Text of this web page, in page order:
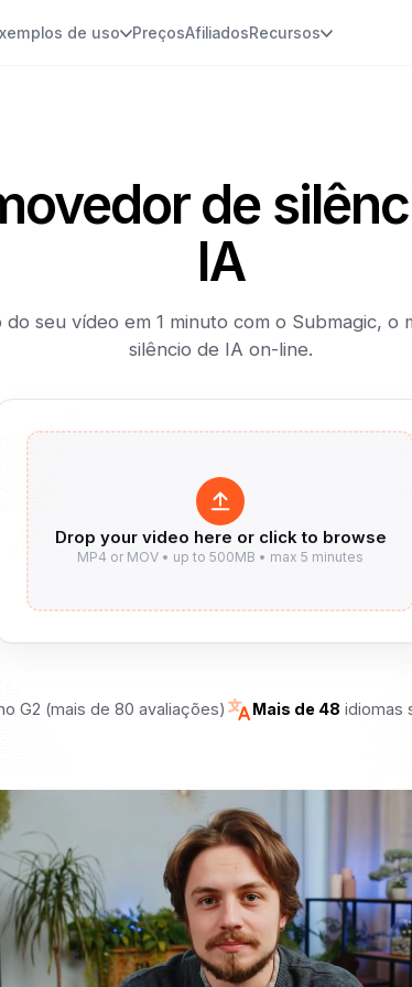
de uso PreçosAfiliadosRecursos
de
IA
do seu vídeo em 1 minuto com o Submagic, o
silêncio de IA on-line.
G2 (mais de 80 avaliações) Mais de 48 idiomas